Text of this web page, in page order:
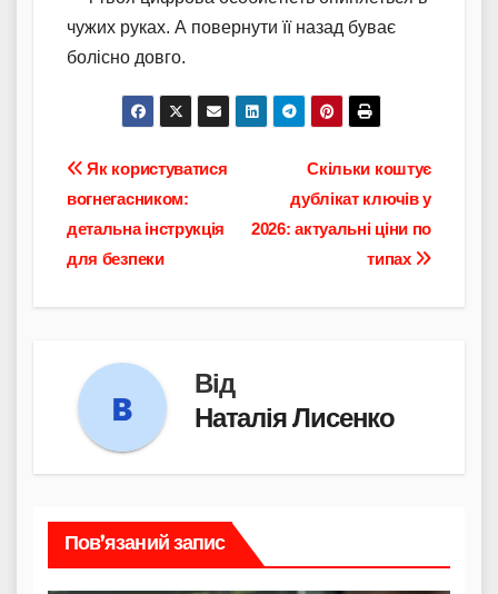
чужих руках. А повернути її назад буває
болісно довго.
Навігація
записів
Скільки коштує
дублікат ключів у
2026: актуальні ціни по
типах
Як користуватися
вогнегасником:
детальна інструкція
для безпеки
Від
Наталія Лисенко
Пов’язаний запис